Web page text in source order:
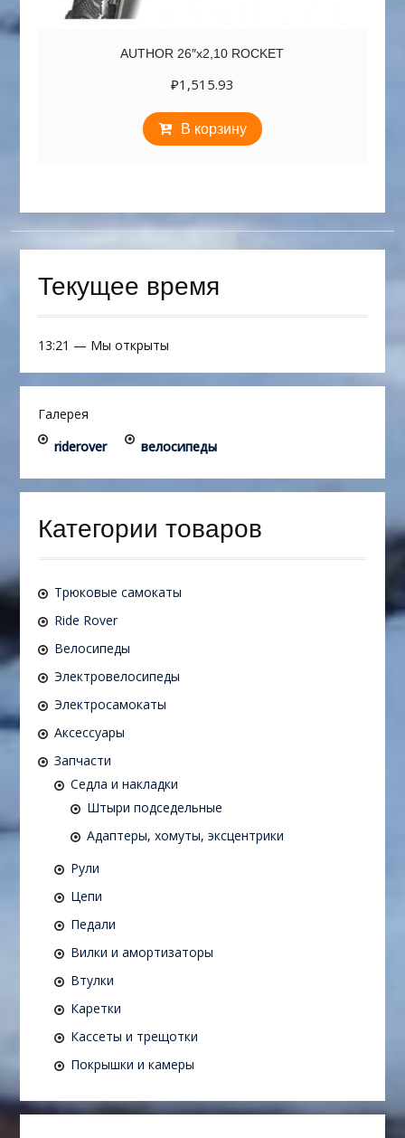
AUTHOR 26″х2,10 ROCKET
₽1,515.93
В корзину
Текущее время
13:21 — Мы открыты
Галерея
riderover
велосипеды
Категории товаров
Трюковые самокаты
Ride Rover
Велосипеды
Электровелосипеды
Электросамокаты
Аксессуары
Запчасти
Седла и накладки
Штыри подседельные
Адаптеры, хомуты, эксцентрики
Рули
Цепи
Педали
Вилки и амортизаторы
Втулки
Каретки
Кассеты и трещотки
Покрышки и камеры